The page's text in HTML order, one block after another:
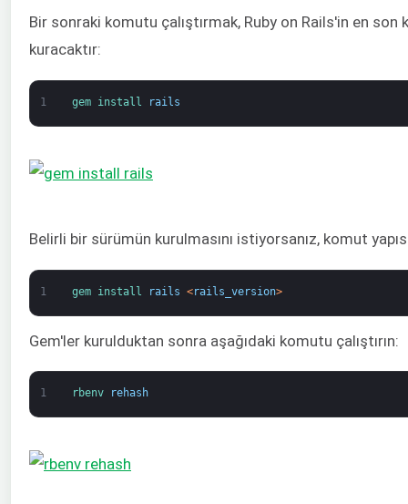
Bir sonraki komutu çalıştırmak, Ruby on Rails'in en son
kuracaktır:
1 gem install rails
Belirli bir sürümün kurulmasını istiyorsanız, komut
1 gem install rails <rails_version>
Gem'ler kurulduktan sonra aşağıdaki komutu çalıştırın:
1 rbenv rehash